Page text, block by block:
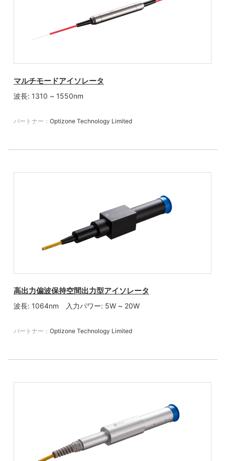
マルチモードアイソレータ
波長: 1310 ~ 1550nm
パートナー： Optizone Technology Limited
高出力偏波保持空間出力型アイソレータ
波長: 1064nm 入力パワー: 5W ~ 20W
パートナー： Optizone Technology Limited